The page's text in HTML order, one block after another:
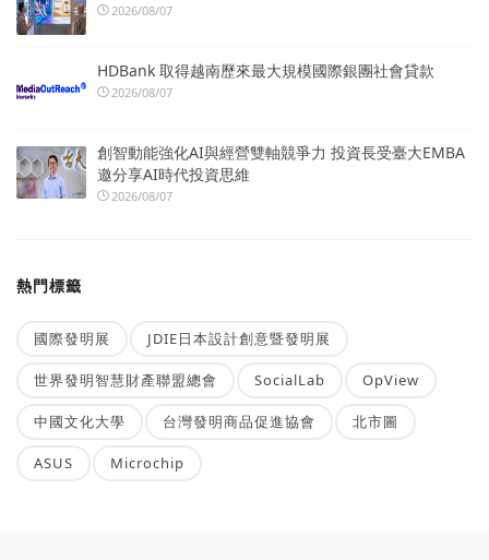
2026/08/07
HDBank 取得越南歷來最大規模國際銀團社會貸款
2026/08/07
創智動能強化AI與經營雙軸競爭力 投資長受臺大EMBA
邀分享AI時代投資思維
2026/08/07
熱門標籤
國際發明展 JDIE日本設計創意暨發明展
世界發明智慧財產聯盟總會 SocialLab OpView
中國文化大學 台灣發明商品促進協會 北市圖
ASUS Microchip